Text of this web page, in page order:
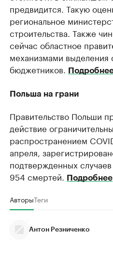
предвидится. Такую
региональное
строительства. Также
сейчас областное
механизмами выделения
бюджетников.
Польша на грани
Правительство Польши
действие
распространением
апреля,
подтвержденных
954 смертей.
Подробнее
АвторыТеги
Антон Резниченко